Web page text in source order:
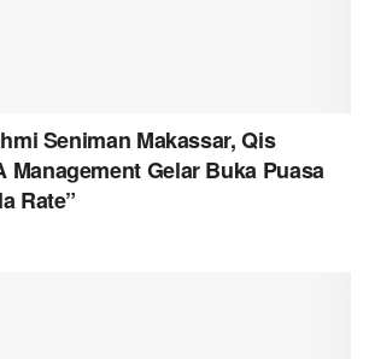
Seniman Makassar, Qis
Management Gelar Buka Puasa
Rate”